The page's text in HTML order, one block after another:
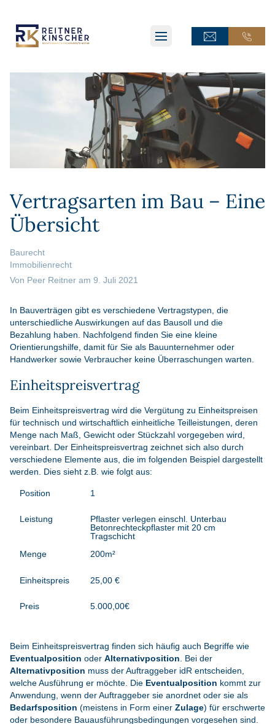
ONLINE-TERMINANFRAGE
ONLINE-AKTE
ONLINE-TERMINANFRAGE
ONLINE-AKTE
Vertragsarten im Bau – Eine
Übersicht
Baurecht
Immobilienrecht
Von Peer Reitner am 9. Juli 2021
In Bauverträgen gibt es verschiedene Vertragstypen, die
unterschiedliche Auswirkungen auf das Bausoll und die
Bezahlung haben. Nachfolgend finden Sie eine kleine
Orientierungshilfe, damit für Sie als Bauunternehmer oder
Handwerker sowie Verbraucher keine Überraschungen warten.
Einheitspreisvertrag
Beim Einheitspreisvertrag wird die Vergütung zu Einheitspreisen
für technisch und wirtschaftlich einheitliche Teilleistungen, deren
Menge nach Maß, Gewicht oder Stückzahl vorgegeben wird,
vereinbart. Der Einheitspreisvertrag zeichnet sich also durch
verschiedene Elemente aus, die im folgenden Beispiel dargestellt
werden. Dies sieht z.B. wie folgt aus:
1
Pflaster verlegen einschl. Unterbau
Betonrechteckpflaster mit 20 cm
Tragschicht
200m²
25,00 €
5.000,00€
Beim Einheitspreisvertrag finden sich häufig auch Begriffe wie
Eventualposition oder Alternativposition . Bei der
Alternativposition muss der Auftraggeber idR entscheiden,
welche Ausführung er möchte. Die Eventualposition kommt zur
Anwendung, wenn der Auftraggeber sie anordnet oder sie als
Bedarfsposition (meistens in Form einer Zulage) für erschwerte
oder besondere Bauausführungsbedingungen vorgesehen sind.